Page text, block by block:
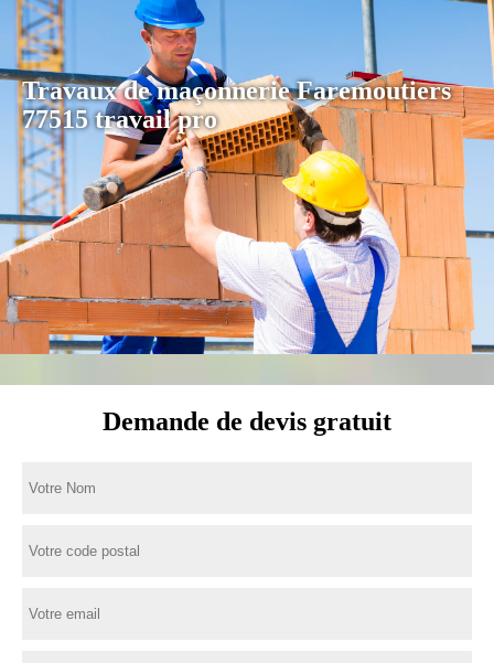
Travaux de maçonnerie Faremoutiers
77515 travail pro
Demande de devis gratuit